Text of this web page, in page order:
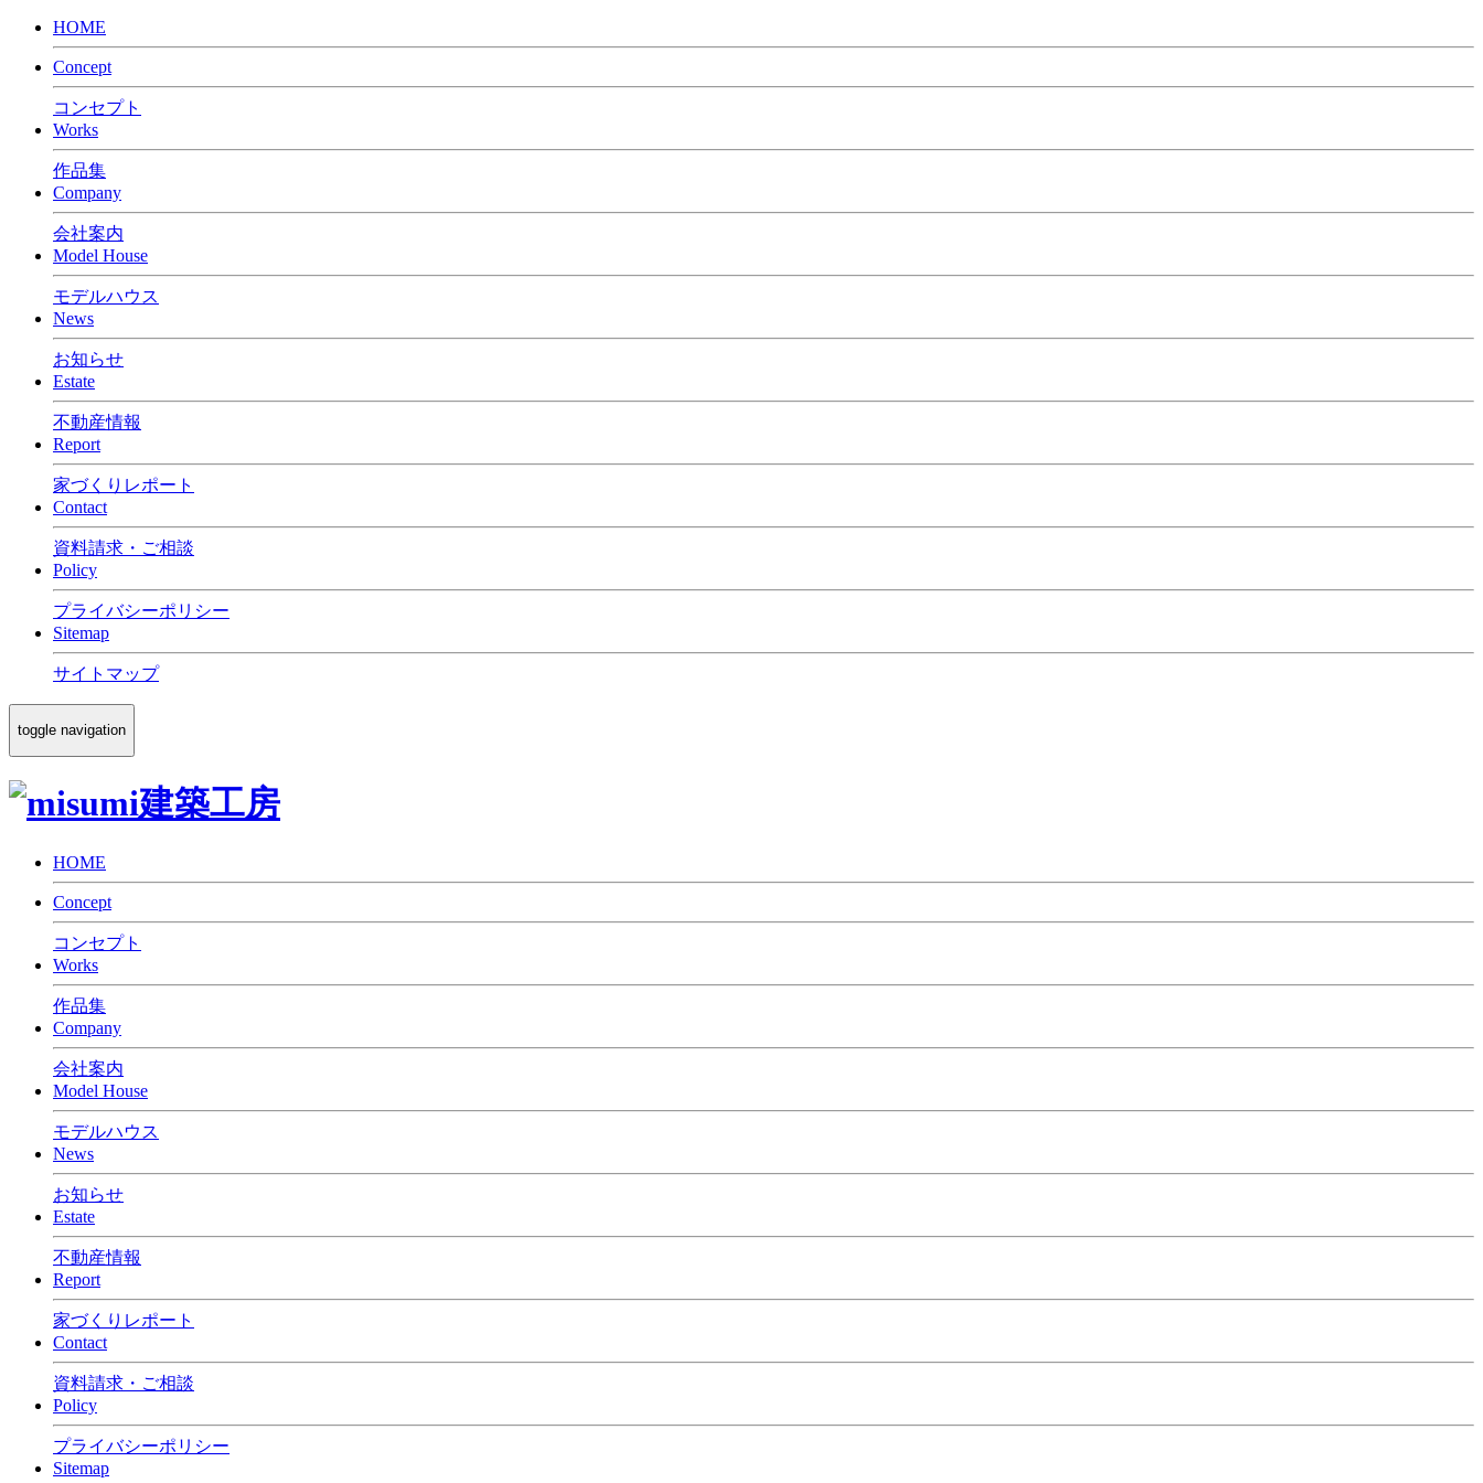
HOME
Concept
コンセプト
Works
作品集
Company
会社案内
Model House
モデルハウス
News
お知らせ
Estate
不動産情報
Report
家づくりレポート
Contact
資料請求・ご相談
Policy
プライバシーポリシー
Sitemap
サイトマップ
toggle navigation
HOME
Concept
コンセプト
Works
作品集
Company
会社案内
Model House
モデルハウス
News
お知らせ
Estate
不動産情報
Report
家づくりレポート
Contact
資料請求・ご相談
Policy
プライバシーポリシー
Sitemap